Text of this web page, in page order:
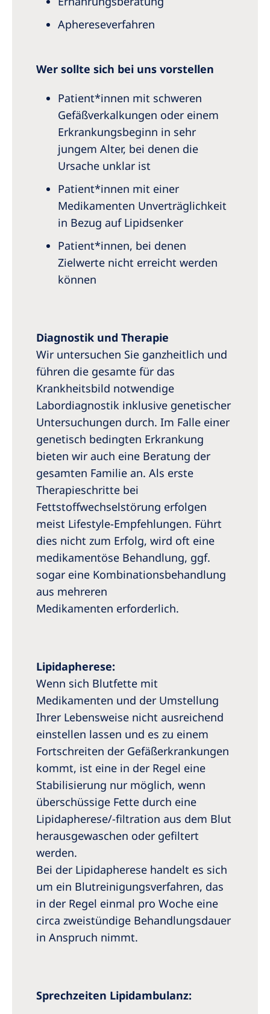
Aphereseverfahren
Wer sollte sich bei uns vorstellen
Patient*innen mit schweren
Gefäßverkalkungen oder einem
Erkrankungsbeginn in sehr
jungem Alter, bei denen die
Ursache unklar ist
Patient*innen mit einer
Medikamenten Unverträglichkeit
in Bezug auf Lipidsenker
Patient*innen, bei denen
Zielwerte nicht erreicht werden
können
Diagnostik und Therapie
Wir untersuchen Sie ganzheitlich und
führen die gesamte für das
Krankheitsbild notwendige
Labordiagnostik inklusive genetischer
Untersuchungen durch. Im Falle einer
genetisch bedingten Erkrankung
bieten wir auch eine Beratung der
gesamten Familie an. Als erste
Therapieschritte bei
Fettstoffwechselstörung erfolgen
meist Lifestyle-Empfehlungen. Führt
dies nicht zum Erfolg, wird oft eine
medikamentöse Behandlung, ggf.
sogar eine Kombinationsbehandlung
aus mehreren
Medikamenten erforderlich.
Lipidapherese:
Wenn sich Blutfette mit
Medikamenten und der Umstellung
Ihrer Lebensweise nicht ausreichend
einstellen lassen und es zu einem
Fortschreiten der Gefäßerkrankungen
kommt, ist eine in der Regel eine
Stabilisierung nur möglich, wenn
überschüssige Fette durch eine
Lipidapherese/-filtration aus dem Blut
herausgewaschen oder gefiltert
werden.
Bei der Lipidapherese handelt es sich
um ein Blutreinigungsverfahren, das
in der Regel einmal pro Woche eine
circa zweistündige Behandlungsdauer
in Anspruch nimmt.
Sprechzeiten Lipidambulanz: